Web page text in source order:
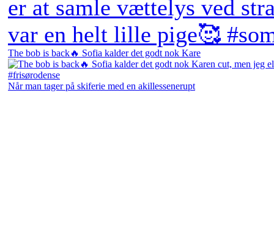
The bob is back🔥 Sofia kalder det godt nok Kare
Når man tager på skiferie med en akillessenerupt